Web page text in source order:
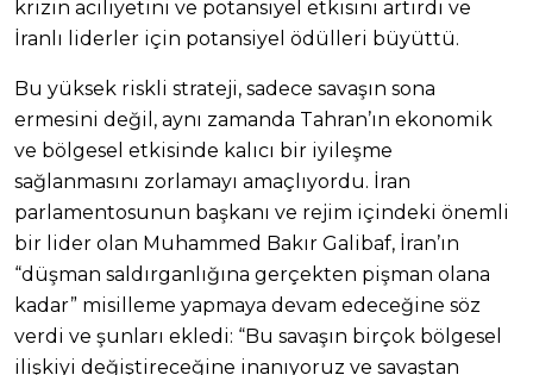
krizin aciliyetini ve potansiyel etkisini artırdı ve
İranlı liderler için potansiyel ödülleri büyüttü.
Bu yüksek riskli strateji, sadece savaşın sona
ermesini değil, aynı zamanda Tahran’ın ekonomik
ve bölgesel etkisinde kalıcı bir iyileşme
sağlanmasını zorlamayı amaçlıyordu. İran
parlamentosunun başkanı ve rejim içindeki önemli
bir lider olan Muhammed Bakır Galibaf, İran’ın
“düşman saldırganlığına gerçekten pişman olana
kadar” misilleme yapmaya devam edeceğine söz
verdi ve şunları ekledi: “Bu savaşın birçok bölgesel
ilişkiyi değiştireceğine inanıyoruz ve savaştan